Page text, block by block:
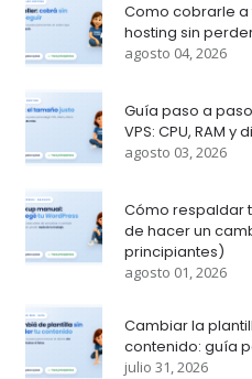
Como cobrarle a
hosting sin
agosto 04, 2026
Guía paso a
VPS: CPU, RAM
agosto 03, 2026
Cómo respaldar
de hacer un
principiantes)
agosto 01, 2026
Cambiar la
contenido: guía
julio 31, 2026